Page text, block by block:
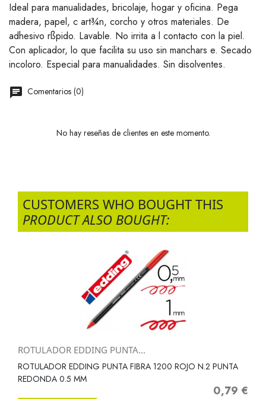
Ideal para manualidades, bricolaje, hogar y oficina. Pega
madera, papel, c art¾n, corcho y otros materiales. De
adhesivo rßpido. Lavable. No irrita a l contacto con la piel.
Con aplicador, lo que facilita su uso sin manchars e. Secado
incoloro. Especial para manualidades. Sin disolventes.
Comentarios (0)
No hay reseñas de clientes en este momento.
CUSTOMERS WHO BOUGHT THIS
PRODUCT ALSO BOUGHT:
ROTULADOR EDDING PUNTA...
ROTULADOR EDDING PUNTA FIBRA 1200 ROJO N.2 PUNTA
REDONDA 0.5 MM
Precio
0,79 €